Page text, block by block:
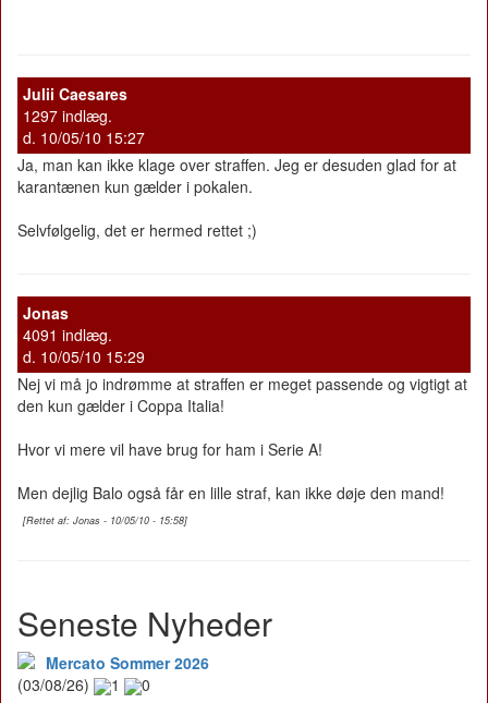
Julii Caesares
1297 indlæg.
d. 10/05/10 15:27
Ja, man kan ikke klage over straffen. Jeg er desuden glad for at
karantænen kun gælder i pokalen.
Selvfølgelig, det er hermed rettet ;)
Jonas
4091 indlæg.
d. 10/05/10 15:29
Nej vi må jo indrømme at straffen er meget passende og vigtigt at
den kun gælder i Coppa Italia!
Hvor vi mere vil have brug for ham i Serie A!
Men dejlig Balo også får en lille straf, kan ikke døje den mand!
[Rettet af: Jonas - 10/05/10 - 15:58]
Seneste Nyheder
Mercato Sommer 2026
(03/08/26)
1 0